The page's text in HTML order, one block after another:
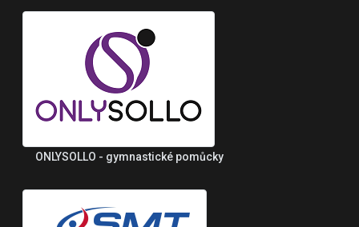
ONLYSOLLO - gymnastické pomůcky